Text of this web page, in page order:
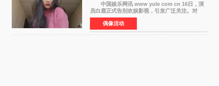
中国娱乐网讯 www yule com cn 16日，演
员白鹿正式告别欢娱影视，引发广泛关注。对
此，欢娱影视创始人于正在社交平台发文回应，
字里行间流露不舍与祝福。 于正透露，以前
每次有演员到期不
偶像活动